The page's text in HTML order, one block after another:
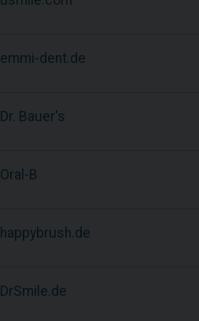
emmi-dent.de
Dr. Bauer's
Oral-B
happybrush.de
DrSmile.de